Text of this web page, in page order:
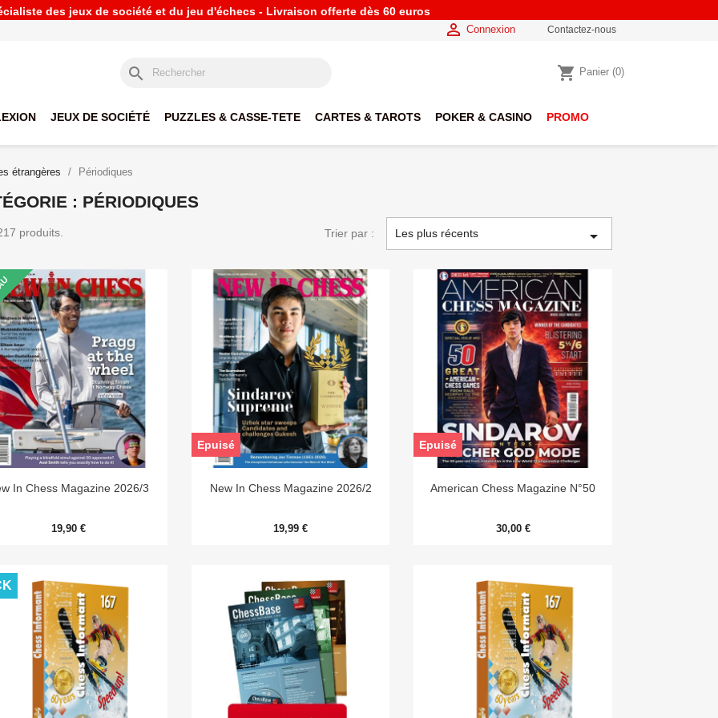
des jeux de société et du jeu d'échecs - Livraison offerte dès 60 euros
 Connexion Contactez-nous
search shopping_cart Panier (0)
JEUX DE SOCIÉTÉ PUZZLES & CASSE-TETE CARTES & TAROTS POKER & CASINO PROMO
étrangères Périodiques
: PÉRIODIQUES
produits. Trier par : Les plus récents 
Aperçu rapide
In Chess Magazine 2026/3
19,90 €
Aperçu rapide
New In Chess Magazine 2026/2
19,99 €
Epuisé
 Aperçu rapide
American Chess Magazine N°50
30,00 €
Epuisé